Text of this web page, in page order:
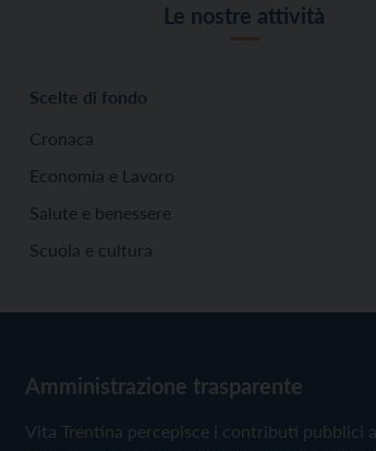
Le nostre attività
Scelte di fondo
Cronaca
Economia e Lavoro
Salute e benessere
Scuola e cultura
Amministrazione trasparente
Vita Trentina percepisce i contributi pubblici